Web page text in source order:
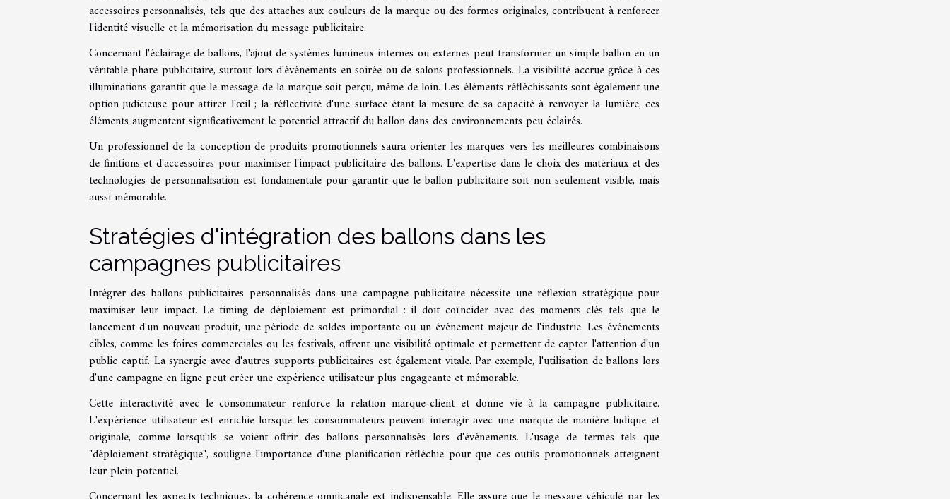
accessoires personnalisés, tels que des attaches aux couleurs de la marque ou des formes originales, contribuent à renforcer
l'identité visuelle et la mémorisation du message publicitaire.
Concernant l'éclairage de ballons, l'ajout de systèmes lumineux internes ou externes peut transformer un simple ballon en un
véritable phare publicitaire, surtout lors d'événements en soirée ou de salons professionnels. La visibilité accrue grâce à ces
illuminations garantit que le message de la marque soit perçu, même de loin. Les éléments réfléchissants sont également une
option judicieuse pour attirer l'œil ; la réflectivité d'une surface étant la mesure de sa capacité à renvoyer la lumière, ces
éléments augmentent significativement le potentiel attractif du ballon dans des environnements peu éclairés.
Un professionnel de la conception de produits promotionnels saura orienter les marques vers les meilleures combinaisons
de finitions et d'accessoires pour maximiser l'impact publicitaire des ballons. L'expertise dans le choix des matériaux et des
technologies de personnalisation est fondamentale pour garantir que le ballon publicitaire soit non seulement visible, mais
aussi mémorable.
Stratégies d'intégration des ballons dans les
campagnes publicitaires
Intégrer des ballons publicitaires personnalisés dans une campagne publicitaire nécessite une réflexion stratégique pour
maximiser leur impact. Le timing de déploiement est primordial : il doit coïncider avec des moments clés tels que le
lancement d'un nouveau produit, une période de soldes importante ou un événement majeur de l'industrie. Les événements
cibles, comme les foires commerciales ou les festivals, offrent une visibilité optimale et permettent de capter l'attention d'un
public captif. La synergie avec d'autres supports publicitaires est également vitale. Par exemple, l'utilisation de ballons lors
d'une campagne en ligne peut créer une expérience utilisateur plus engageante et mémorable.
Cette interactivité avec le consommateur renforce la relation marque-client et donne vie à la campagne publicitaire.
L'expérience utilisateur est enrichie lorsque les consommateurs peuvent interagir avec une marque de manière ludique et
originale, comme lorsqu'ils se voient offrir des ballons personnalisés lors d'événements. L'usage de termes tels que
"déploiement stratégique", souligne l'importance d'une planification réfléchie pour que ces outils promotionnels atteignent
leur plein potentiel.